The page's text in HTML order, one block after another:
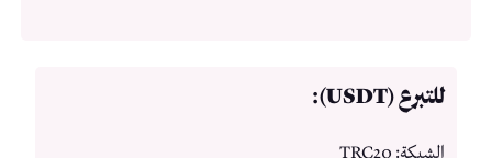
للتبرع (USDT):
الشبكة: TRC20